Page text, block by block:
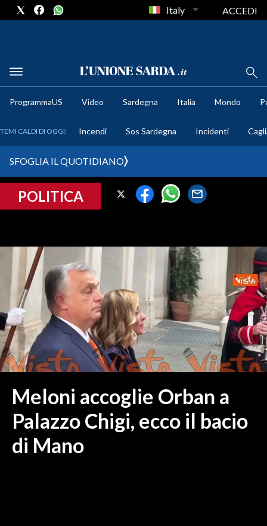
METEO
CRONACA SARDEGNA
SULCIS IGLESIENTE
MEDIO CAMPIDANO
ORISTANO E PROVINCIA
SASSARI E PROVINCIA
GALLURA
NUORO E PROVINCIA
OGLIASTRA
ITALIA
MONDO
Italy ACCEDI
ProgrammaUS Video Sardegna Italia Mondo
TEMI CALDI DI OGGI: Incendi Sos Sardegna Incidenti
SFOGLIA IL QUOTIDIANO
POLITICA
Meloni accoglie Orban a
Palazzo Chigi, ecco il bacio
di Mano